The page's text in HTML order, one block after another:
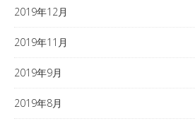
2019年12月
2019年11月
2019年9月
2019年8月